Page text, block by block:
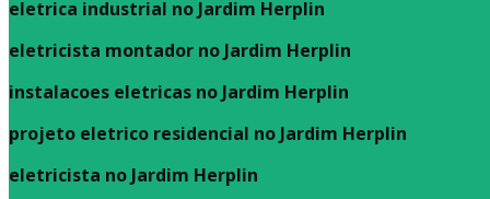
eletrica industrial no Jardim Herplin
eletricista montador no Jardim Herplin
instalacoes eletricas no Jardim Herplin
projeto eletrico residencial no Jardim Herplin
eletricista no Jardim Herplin